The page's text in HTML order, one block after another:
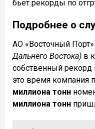
бьет рекорды по
Подробнее о
АО «Восточный Порт»
Дальнего Востока) в
собственный рекорд
это время компания
миллиона тонн
миллиона тонн